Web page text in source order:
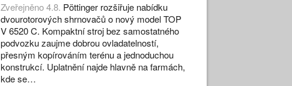
Zveřejněno 4.8. Pöttinger rozšiřuje nabídku
dvourotorových shrnovačů o nový model TOP
V 6520 C. Kompaktní stroj bez samostatného
podvozku zaujme dobrou ovladatelností,
přesným kopírováním terénu a jednoduchou
konstrukcí. Uplatnění najde hlavně na farmách,
kde se…